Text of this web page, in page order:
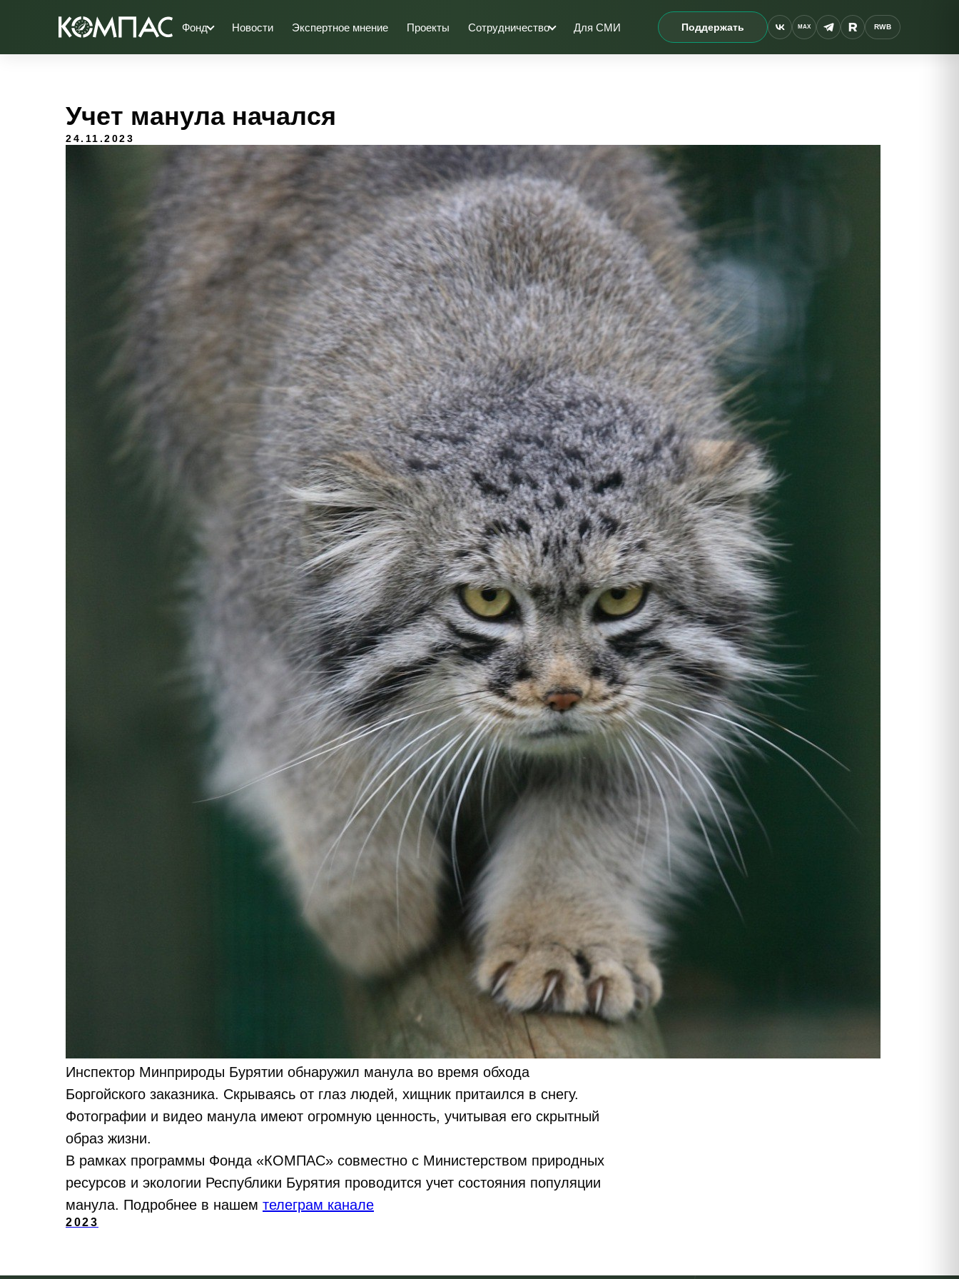
Фонд Новости Экспертное мнение Проекты Сотрудничество Для СМИ Поддержать MAX RWB
Учет манула начался
24.11.2023
Инспектор Минприроды Бурятии обнаружил манула во время обхода
Боргойского заказника. Скрываясь от глаз людей, хищник притаился в снегу.
Фотографии и видео манула имеют огромную ценность, учитывая его скрытный
образ жизни.
В рамках программы Фонда «КОМПАС» совместно с Министерством природных
ресурсов и экологии Республики Бурятия проводится учет состояния популяции
манула. Подробнее в нашем телеграм канале
2023